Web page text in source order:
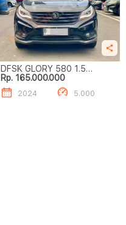
DFSK GLORY 580 1.5
TURBO LUXURY
Rp. 165.000.000
2024 5.000